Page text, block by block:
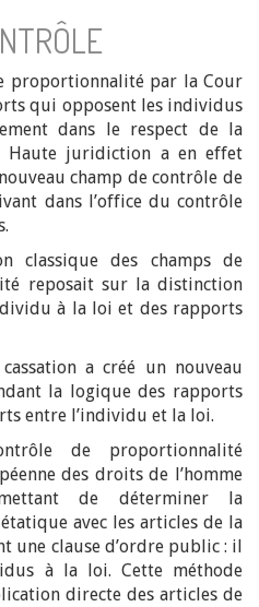
proportionnalité par la Cour
qui opposent les individus
dans le respect de la
Haute juridiction a en effet
champ de contrôle de
dans l’office du contrôle
classique des champs de
reposait sur la distinction
à la loi et des rapports
a créé un nouveau
la logique des rapports
entre l’individu et la loi.
de proportionnalité
des droits de l’homme
de déterminer la
avec les articles de la
une clause d’ordre public : il
à la loi. Cette méthode
directe des articles de